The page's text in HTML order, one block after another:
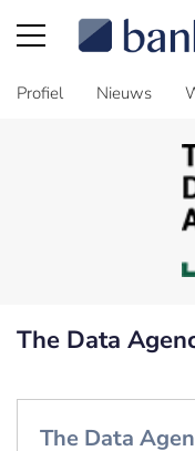
Profiel Nieuws
The Data
The Data